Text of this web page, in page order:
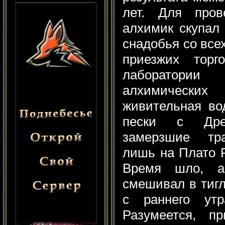
лет. Для
алхимик
снадобья со
приезжих
живительная
пески с
замерзшие
лишь на Плато
Время шло, а
смешивал в
с раннего
Разумеется,